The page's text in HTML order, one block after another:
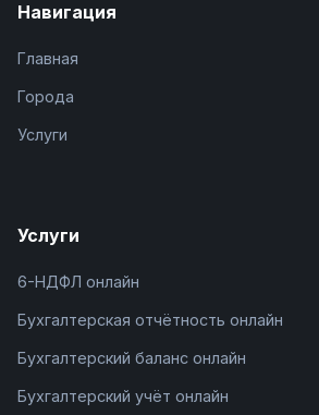
Навигация
Главная
Города
Услуги
Услуги
6-НДФЛ онлайн
Бухгалтерская отчётность онлайн
Бухгалтерский баланс онлайн
Бухгалтерский учёт онлайн